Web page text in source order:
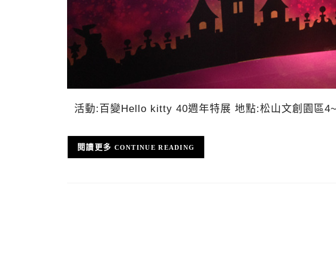
活動:百變Hello kitty 40週年特展 地點:松山文創園區
CONTINUE READING